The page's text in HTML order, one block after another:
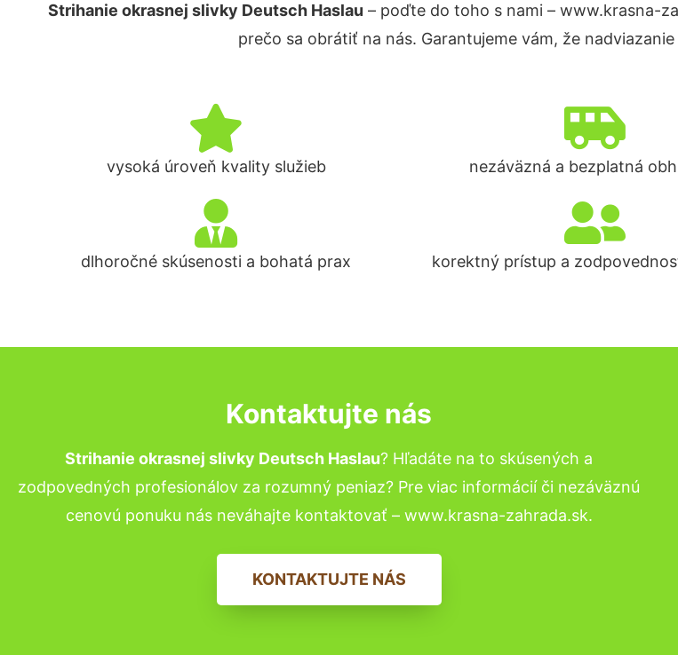
Strihanie okrasnej slivky Deutsch Haslau – poďte do toho s nami – www.krasna-
prečo sa obrátiť na nás. Garantujeme vám, že
vysoká úroveň kvality služieb nezáväzná a bezplatná
dlhoročné skúsenosti a bohatá prax korektný prístup a
Kontaktujte nás
Strihanie okrasnej slivky Deutsch Haslau? Hľadáte na to skúsených a
zodpovedných profesionálov za rozumný peniaz? Pre viac informácií či nezáväznú
cenovú ponuku nás neváhajte kontaktovať – www.krasna-zahrada.sk.
KONTAKTUJTE NÁS